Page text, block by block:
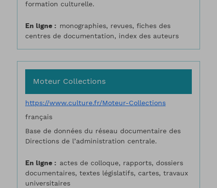
formation culturelle.
En ligne
monographies, revues, fiches des
centres de documentation, index des auteurs
Moteur Collections
https://www.culture.fr/Moteur-Collections
français
Base de données du réseau documentaire des
Directions de l’administration centrale.
En ligne
actes de colloque, rapports, dossiers
documentaires, textes législatifs, cartes, travaux
universitaires